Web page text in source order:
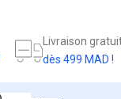
Livraison
dès 499 MAD !